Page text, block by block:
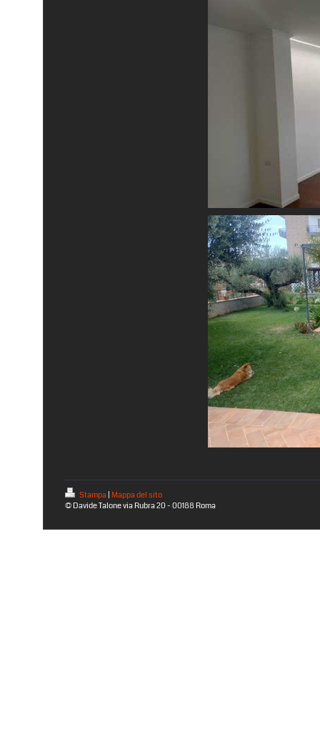
Stampa Mappa del sito
© Davide Talone via Rubra 20 - 00188 Roma